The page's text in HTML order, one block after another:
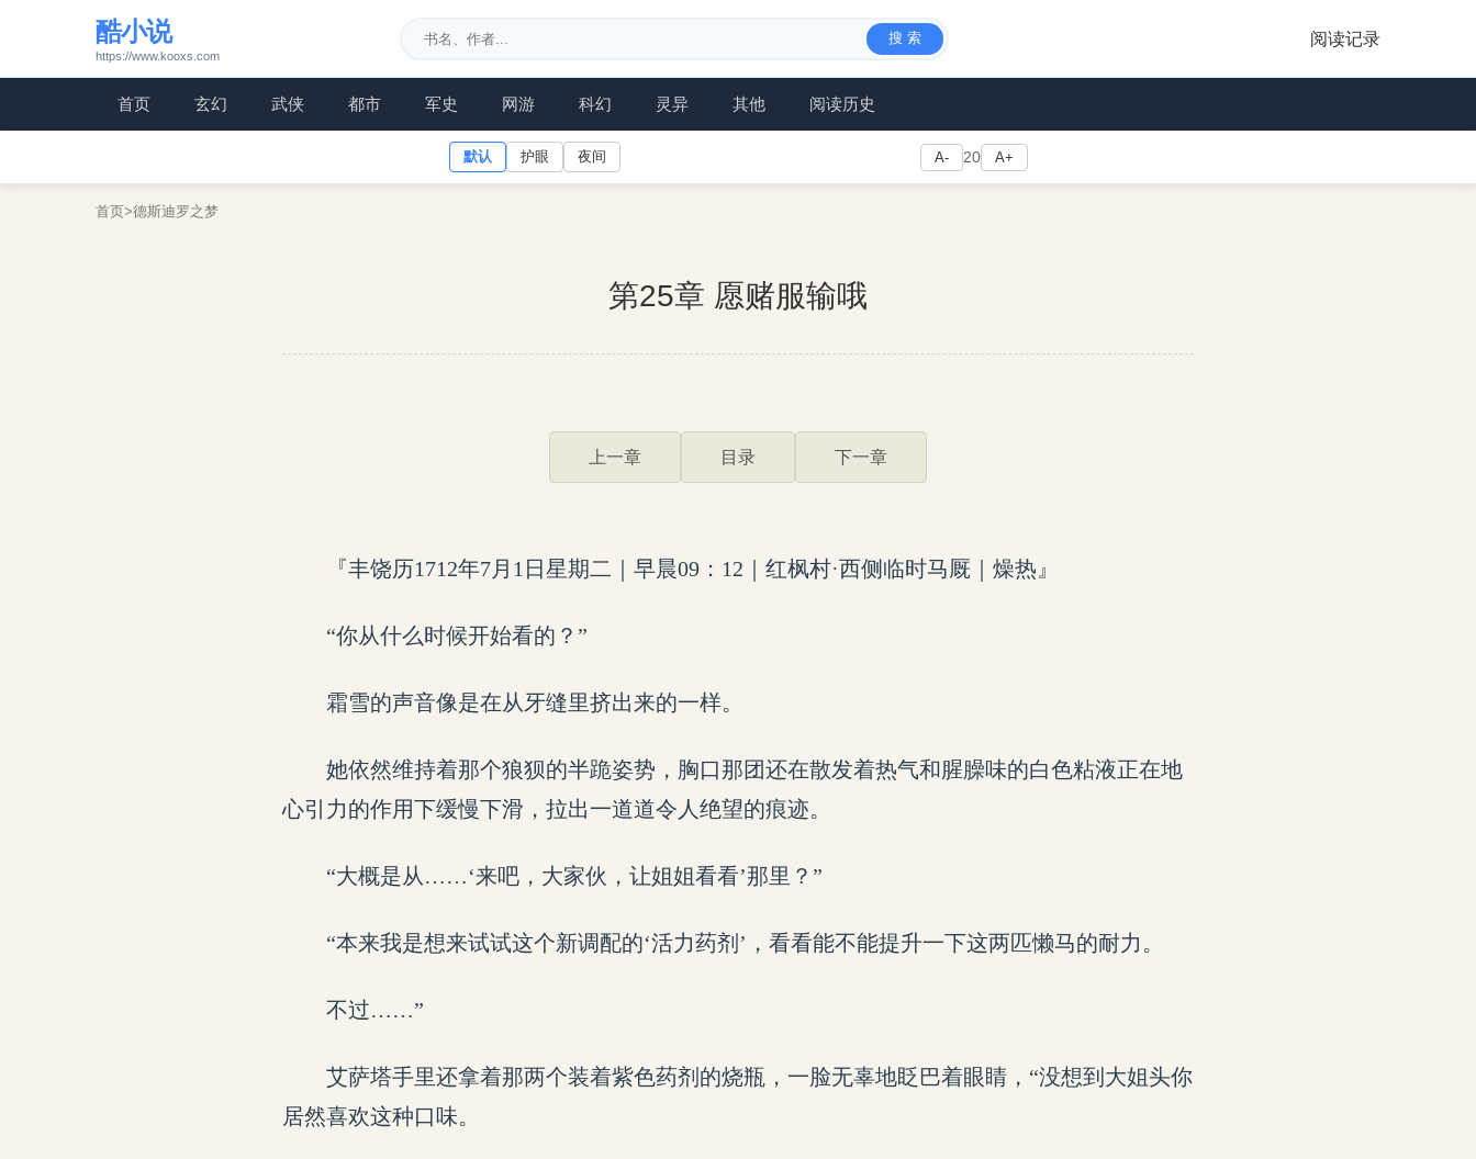
酷小说
https://www.kooxs.com
搜 索 阅读记录
首页 玄幻 武侠 都市 军史 网游 科幻 灵异 其他 阅读历史
默认 护眼 夜间 A- 20 A+
首页>德斯迪罗之梦
第25章 愿赌服输哦
上一章 目录 下一章
『丰饶历1712年7月1日星期二｜早晨09：12｜红枫村·西侧临时马厩｜燥热』
“你从什么时候开始看的？”
霜雪的声音像是在从牙缝里挤出来的一样。
她依然维持着那个狼狈的半跪姿势，胸口那团还在散发着热气和腥臊味的白色粘液正在地
心引力的作用下缓慢下滑，拉出一道道令人绝望的痕迹。
“大概是从……‘来吧，大家伙，让姐姐看看’那里？”
“本来我是想来试试这个新调配的‘活力药剂’，看看能不能提升一下这两匹懒马的耐力。
不过……”
艾萨塔手里还拿着那两个装着紫色药剂的烧瓶，一脸无辜地眨巴着眼睛，“没想到大姐头你
居然喜欢这种口味。